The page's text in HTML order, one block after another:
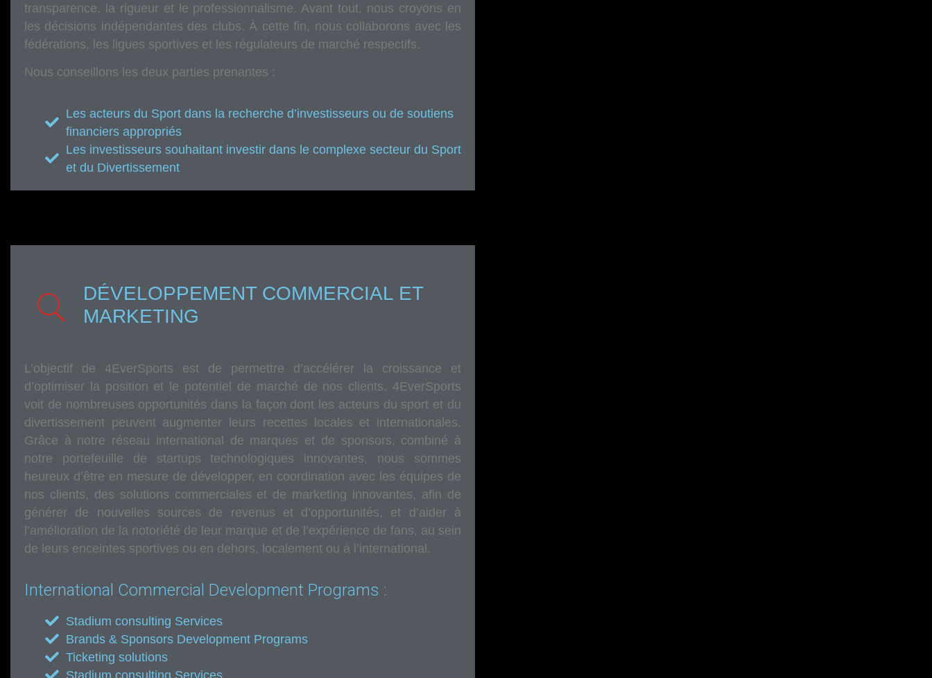
transparence, la rigueur et le professionnalisme. Avant tout, nous croyons en
les décisions indépendantes des clubs. À cette fin, nous collaborons avec les
fédérations, les ligues sportives et les régulateurs de marché respectifs.
Nous conseillons les deux parties prenantes :
Les acteurs du Sport dans la recherche d’investisseurs ou de soutiens
financiers appropriés
Les investisseurs souhaitant investir dans le complexe secteur du Sport
et du Divertissement
DÉVELOPPEMENT COMMERCIAL ET
MARKETING
L’objectif de 4EverSports est de permettre d’accélérer la croissance et
d’optimiser la position et le potentiel de marché de nos clients. 4EverSports
voit de nombreuses opportunités dans la façon dont les acteurs du sport et du
divertissement peuvent augmenter leurs recettes locales et internationales.
Grâce à notre réseau international de marques et de sponsors, combiné à
notre portefeuille de startups technologiques innovantes, nous sommes
heureux d’être en mesure de développer, en coordination avec les équipes de
nos clients, des solutions commerciales et de marketing innovantes, afin de
générer de nouvelles sources de revenus et d’opportunités, et d’aider à
l’amélioration de la notoriété de leur marque et de l’expérience de fans, au sein
de leurs enceintes sportives ou en dehors, localement ou à l’international.
International Commercial Development Programs :
Stadium consulting Services
Brands & Sponsors Development Programs
Ticketing solutions
Stadium consulting Services